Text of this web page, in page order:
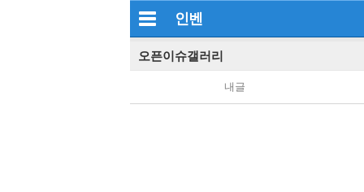
인벤
오픈이슈갤러리
내글